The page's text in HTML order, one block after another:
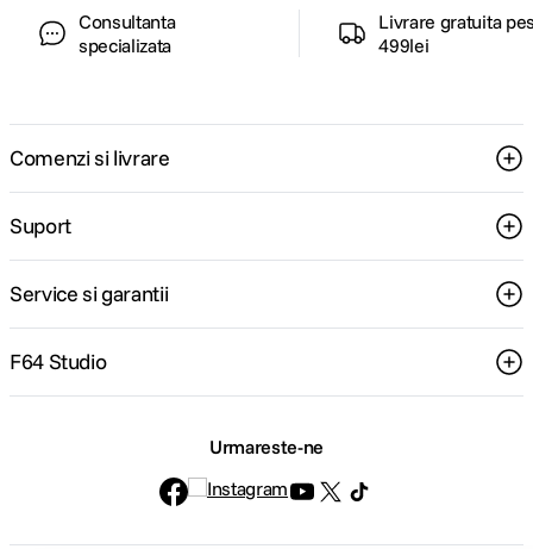
Consultanta
specializata
Livrare gratuita
499lei
Comenzi si livrare
Suport
Service si garantii
F64 Studio
Urmareste-ne